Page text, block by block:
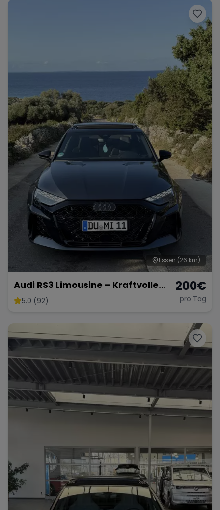
Essen (26 km)
Audi RS3 Limousine – Kraftvolle
Sportlimousine
5.0 (92)
200€
pro Tag